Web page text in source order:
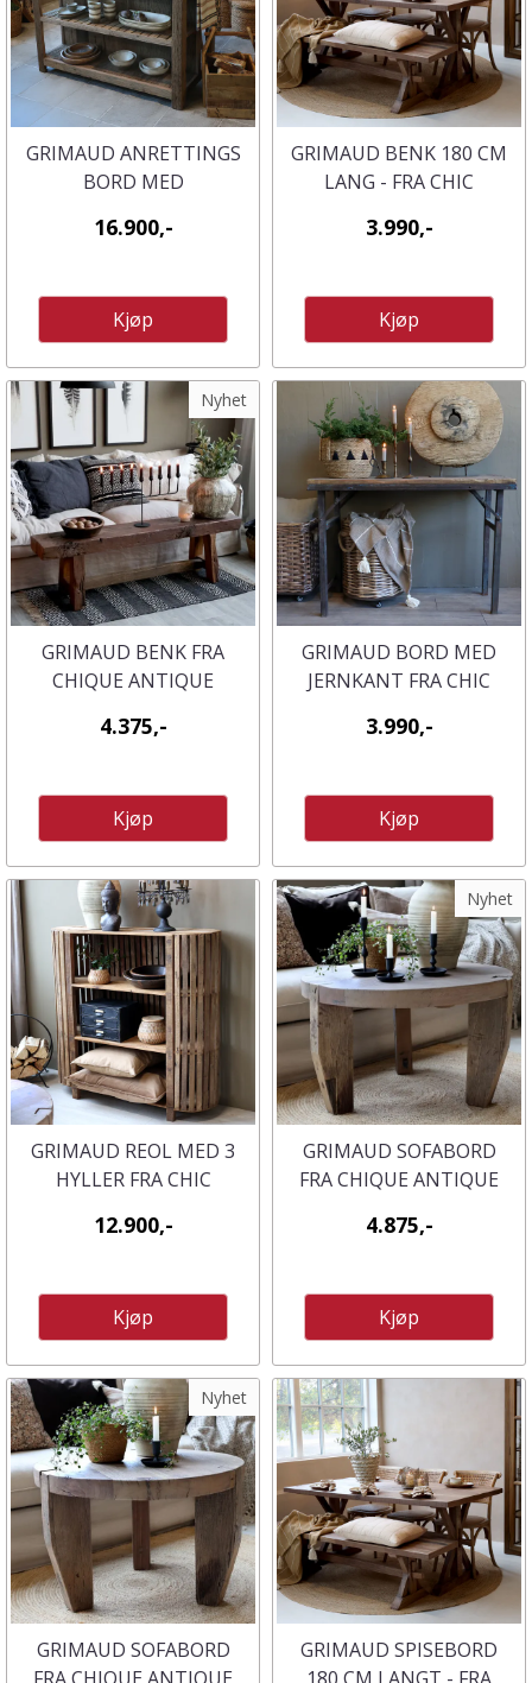
GRIMAUD ANRETTINGS
BORD MED
CHIC ANTIQUE
16.900,-
Kjøp
GRIMAUD BENK 180 CM
LANG - FRA CHIC
3.990,-
Kjøp
Nyhet
GRIMAUD BENK FRA
CHIQUE ANTIQUE
4.375,-
Kjøp
GRIMAUD BORD MED
JERNKANT FRA CHIC
3.990,-
Kjøp
GRIMAUD REOL MED 3
HYLLER FRA CHIC
12.900,-
Kjøp
Nyhet
GRIMAUD SOFABORD
FRA CHIQUE ANTIQUE
4.875,-
Kjøp
Nyhet
GRIMAUD SOFABORD
GRIMAUD SPISEBORD